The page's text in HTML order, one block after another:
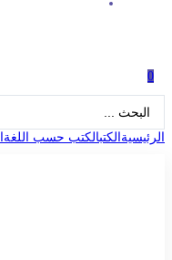
0
الرئيسية الكتبالكتب حسب اللغة